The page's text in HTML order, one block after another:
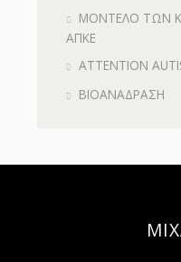
ΜΟΝΤΕΛΟ ΤΩΝ
ΑΠΚΕ
ATTENTION
ΒΙΟΑΝΑΔΡΑΣΗ